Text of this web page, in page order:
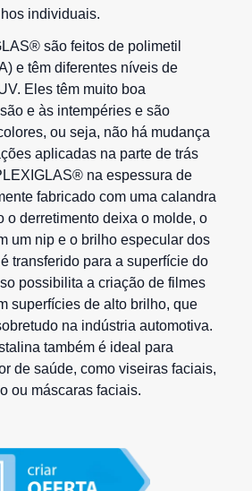
individuais.
são feitos de polimetil
e têm diferentes níveis de
Eles têm muito boa
e às intempéries e são
ou seja, não há mudança
aplicadas na parte de trás
na espessura de
fabricado com uma calandra
o derretimento deixa o molde, o
um nip e o brilho especular dos
transferido para a superfície do
possibilita a criação de filmes
superfícies de alto brilho, que
na indústria automotiva.
também é ideal para
de saúde, como viseiras faciais,
ou máscaras faciais.